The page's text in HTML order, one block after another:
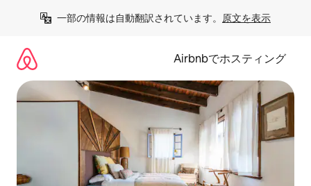
一部の情報は自動翻訳されています。 原文を表示
Airbnbでホスティング